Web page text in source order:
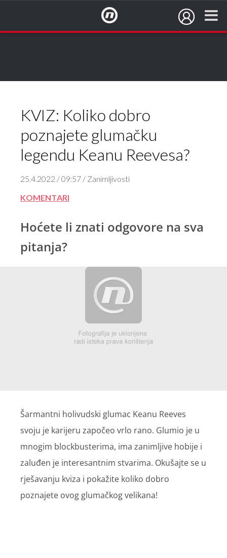
KVIZ: Koliko dobro
poznajete glumačku
legendu Keanu Reevesa?
25.4.2022 / 09:57 / Zanimljivosti
KOMENTARI
Hoćete li znati odgovore na sva
pitanja?
Šarmantni holivudski glumac Keanu Reeves
svoju je karijeru započeo vrlo rano. Glumio je u
mnogim blockbusterima, ima zanimljive hobije i
zaluđen je interesantnim stvarima. Okušajte se u
rješavanju kviza i pokažite koliko dobro
poznajete ovog glumačkog velikana!